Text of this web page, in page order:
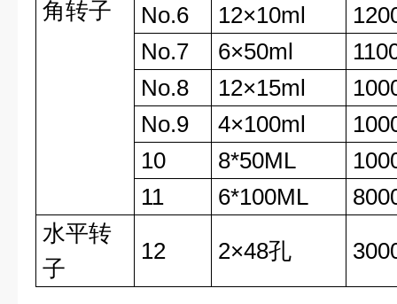
角转子 No.6 12×10ml
No.7
6×50ml
No.8
12×15ml
No.9
4×100ml
10
8*50ML
11
6*100ML
水平转
子
12 2×48孔